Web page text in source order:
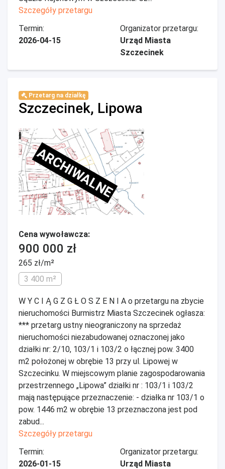
Szczegóły przetargu
Termin:
2026-04-15
Organizator przetargu:
Urząd Miasta
Szczecinek
Przetarg na działkę
Szczecinek, Lipowa
ARCHIWALNE
Cena wywoławcza:
900 000 zł
265 zł/m²
3 400 m²
W Y C I Ą G Z G Ł O S Z E N I A o przetargu na zbycie
nieruchomości Burmistrz Miasta Szczecinek ogłasza:
*** przetarg ustny nieograniczony na sprzedaż
nieruchomości niezabudowanej oznaczonej jako
działki nr: 2/10, 103/1 i 103/2 o łącznej pow. 3400
m2 położonej w obrębie 13 przy ul. Lipowej w
Szczecinku. W miejscowym planie zagospodarowania
przestrzennego „Lipowa” działki nr : 103/1 i 103/2
mają następujące przeznaczenie: - działka nr 103/1 o
pow. 1446 m2 w obrębie 13 przeznaczona jest pod
zabud...
Szczegóły przetargu
Termin:
2026-01-15
Organizator przetargu:
Urząd Miasta